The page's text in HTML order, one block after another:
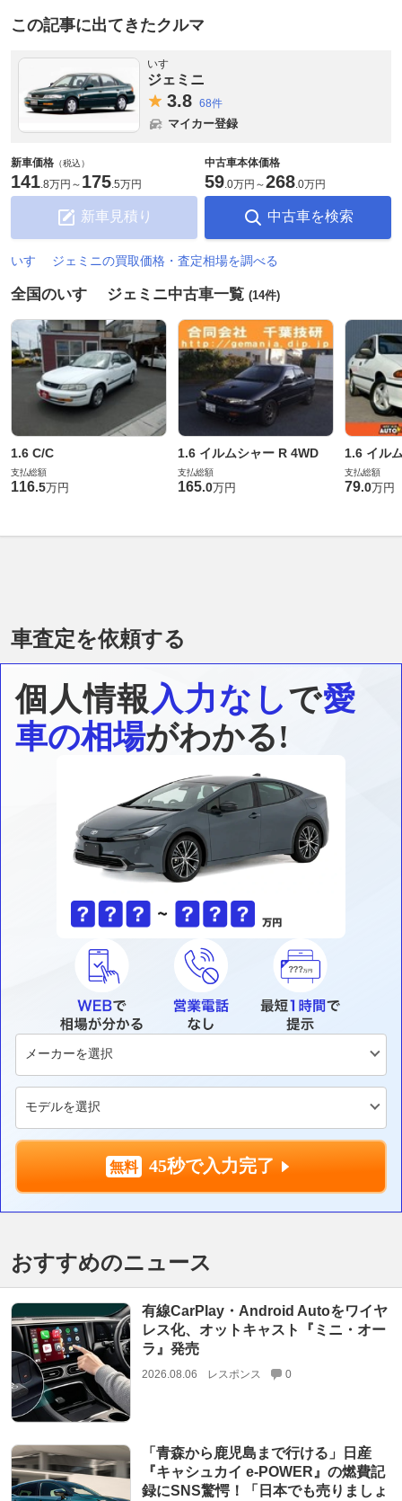
この記事に出てきたクルマ
いすゞ
ジェミニ
3.8 68件
マイカー登録
新車価格 （税込）
141 8万円 ～ 175 5万円
新車見積り
中古車本体価格
59 0万円 ～268 0万円
中古車を検索
いすゞ ジェミニの買取価格・査定相場を調べる
全国のいすゞ ジェミニ中古車一覧 (14件)
1.6 C/C
支払総額
116.5万円
1.6 イルムシャー R 4WD
支払総額
165.0万円
1.6 イル
支払総額
79.0万円
車査定を依頼する
個人情報 入力なしで愛
車の相場がわかる!
45秒で入力完了
おすすめのニュース
有線CarPlay・Android Autoをワイヤ
レス化、オットキャスト『ミニ・オー
ラ』発売
2026.08.06 レスポンス 0
「青森から鹿児島まで行ける」日産
『キャシュカイ e-POWER』の燃費記
録にSNS驚愕！「日本でも売りましょ